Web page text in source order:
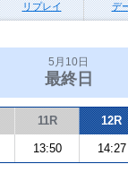
リプレイ
デ
5月10日
最終日
11R 12R
13:50 14:27